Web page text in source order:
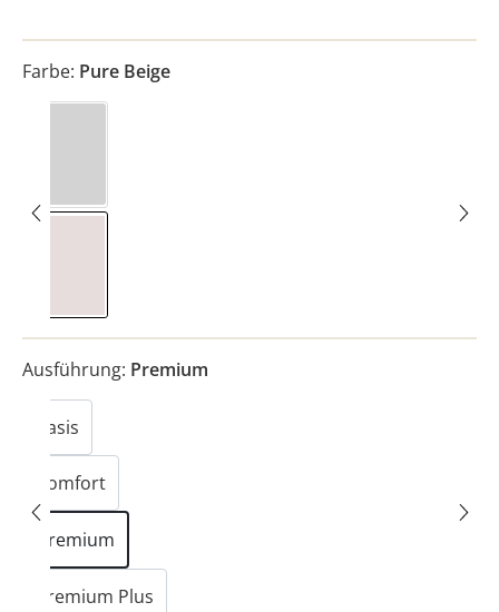
Farbe: Pure Beige
Ausführung: Premium
Basis
Komfort
Premium
Premium Plus